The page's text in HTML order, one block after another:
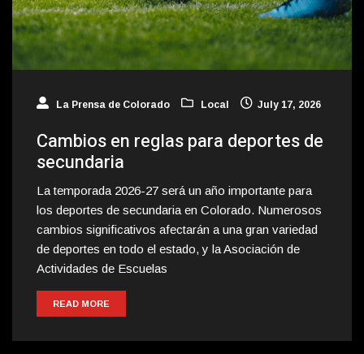
La Prensa de Colorado Local July 17, 2026
Cambios en reglas para deportes de
secundaria
La temporada 2026-27 será un año importante para
los deportes de secundaria en Colorado. Numerosos
cambios significativos afectarán a una gran variedad
de deportes en todo el estado, y la Asociación de
Actividades de Escuelas
READ MORE